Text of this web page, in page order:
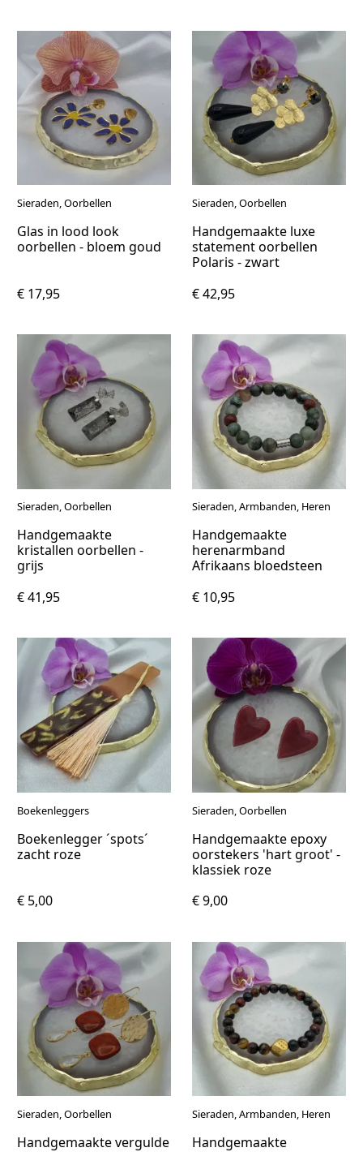
Sieraden, Oorbellen
Glas in lood look
oorbellen - bloem goud
€ 17,95
Sieraden, Oorbellen
Handgemaakte luxe
statement oorbellen
Polaris - zwart
€ 42,95
Sieraden, Oorbellen
Handgemaakte
kristallen oorbellen -
grijs
€ 41,95
Sieraden, Armbanden, Heren
Handgemaakte
herenarmband
Afrikaans bloedsteen
€ 10,95
Boekenleggers
Boekenlegger ´spots´
zacht roze
€ 5,00
Sieraden, Oorbellen
Handgemaakte epoxy
oorstekers 'hart groot' -
klassiek roze
€ 9,00
Sieraden, Oorbellen
Handgemaakte vergulde
Sieraden, Armbanden, Heren
Handgemaakte